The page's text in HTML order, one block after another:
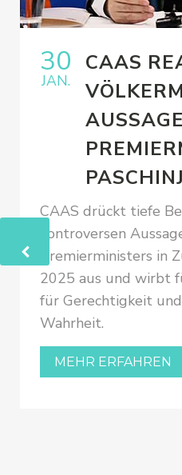
30
JAN.
CAAS
CAAS drückt tiefe
kontroversen
Premierministers in
2025 aus und wirbt
für Gerechtigkeit
Wahrheit.
MEHR ERFAHREN